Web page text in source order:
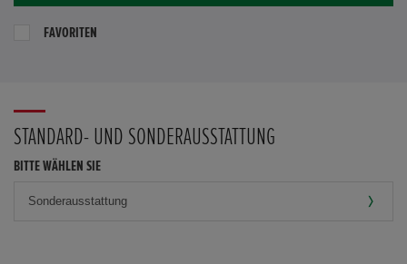
FAVORITEN
STANDARD- UND SONDERAUSSTATTUNG
BITTE WÄHLEN SIE